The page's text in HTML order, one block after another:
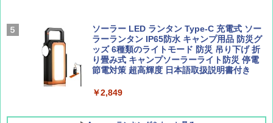
収納 コンパクト 簡単設営 カンガルーテント
ソロキャンプ ソロテント
￥20,718
ソーラー LED ランタン Type-C 充電式 ソー
ラーランタン IP65防水 キャンプ用品 防災グ
ッズ 6種類のライトモード 防災 吊り下げ 折
り畳み式 キャンプソーラーライト防災 停電
節電対策 超高輝度 日本語取扱説明書付き
￥2,849